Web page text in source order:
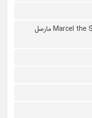
دانلود فیلم Marcel the Shell with Shoes On 2021 مارسل